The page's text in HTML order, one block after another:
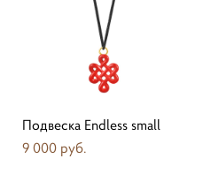
Подвеска Endless small
9 000 pуб.